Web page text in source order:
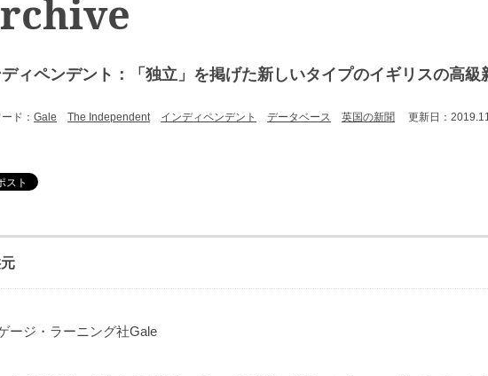
ィペンデント：「独立」を掲げた新しいタイプのイギリスの高級
ド： Gale The Independent インディペンデント データベース 英国の新聞 更新日：
ージ・ラーニング社Gale